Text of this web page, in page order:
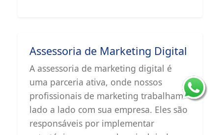
Assessoria de Marketing Digital
A assessoria de marketing digital é
uma parceria ativa, onde nossos
profissionais de marketing trabalham
lado a lado com sua empresa. Eles são
responsáveis por implementar